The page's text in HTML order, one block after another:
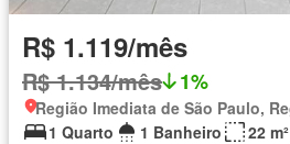
R$ 1.119/mês
R$ 1.134/mês 1%
1 Quarto
1 Banheiro 22 m²